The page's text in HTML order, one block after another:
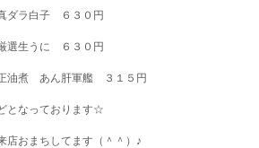
ダラ白子 ６３０円
選生うに ６３０円
油煮 あん肝軍艦 ３１５円
となっております☆
店おまちしてます（＾＾）♪